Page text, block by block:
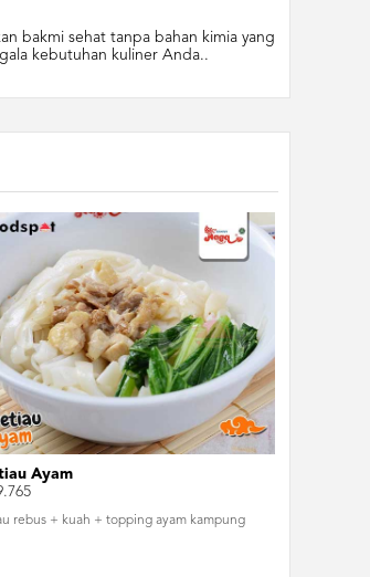
bakmi sehat tanpa bahan kimia yang
kebutuhan kuliner Anda..
Ayam
rebus + kuah + topping ayam kampung